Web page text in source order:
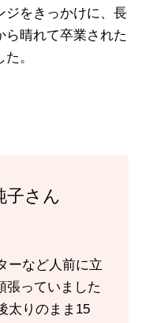
ジをきっかけに、長
ら晴れて卒業された
。
子さん
ーなど人前に立
張っていました
太りのまま15